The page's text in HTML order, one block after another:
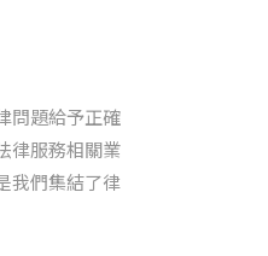
問題給予正確
律服務相關業
我們集結了律